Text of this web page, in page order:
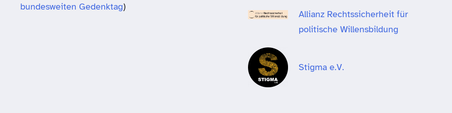
bundesweiten Gedenktag)
Allianz Rechtssicherheit für
politische Willensbildung
Stigma e.V.